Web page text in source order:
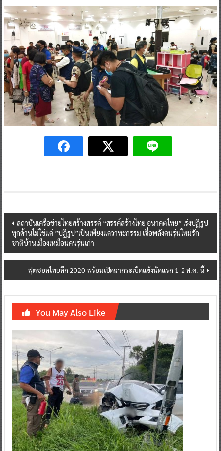
Post
navigation
สถาบันเครือข่ายไทยสร้างสรรค์ “สรรค์สร้างไทย อนาคตไทย” เร่งปฏิรูป
ทุกด้านไม่ใช่แค่ ”ปฏิรูป”เป็นเพียงแค่วาทะกรรม เชื่อพลังคนรุ่นใหม่รัก
ชาติบ้านเมืองเหมือนคนรุ่นเก่า
ฟุตซอลไทยลีก 2020 พร้อมเปิดฉากระเบิดแข้งนัดแรก 1-2 ส.ค. นี้
You May Also Like